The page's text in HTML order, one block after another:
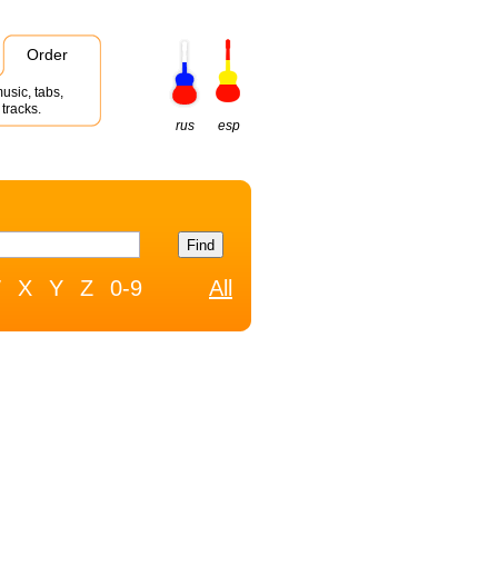
Order
tabs,
rus
esp
X Y Z 0-9 All